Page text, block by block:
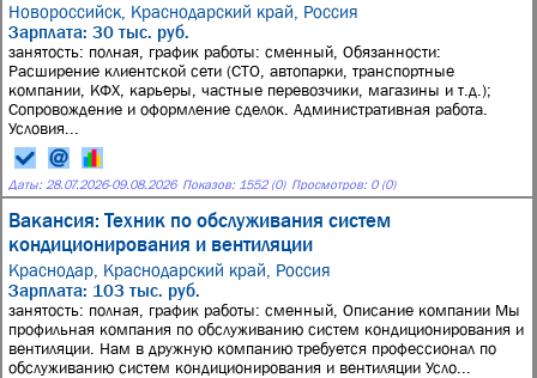
Новороссийск, Краснодарский край, Россия
Зарплата: 30 тыс. руб.
занятость: полная, график работы: сменный, Обязанности:
Расширение клиентской сети (СТО, автопарки, транспортные
компании, КФХ, карьеры, частные перевозчики, магазины и т.д.);
Сопровождение и оформление сделок. Административная работа.
Условия...
Даты: 28.07.2026-09.08.2026 Показов: 1552 (0) Просмотров: 0 (0)
Вакансия: Техник по обслуживания систем
кондиционирования и вентиляции
Краснодар, Краснодарский край, Россия
Зарплата: 103 тыс. руб.
занятость: полная, график работы: сменный, Описание компании Мы
профильная компания по обслуживанию систем кондиционирования и
вентиляции. Нам в дружную компанию требуется профессионал по
обслуживанию систем кондиционирования и вентиляции Усло...